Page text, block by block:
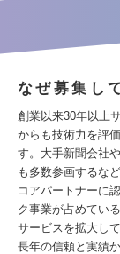
なぜ募集し
創業以来30年以上
からも技術力を評
す。大手新聞会社
も多数参画するな
コアパートナーに
ク事業が占めてい
サービスを拡大し
長年の信頼と実績